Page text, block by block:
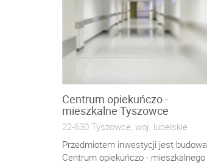
Centrum opiekuńczo -
mieszkalne Tyszowce
22-630 Tyszowce, woj. lubelskie
Przedmiotem inwestycji jest budowa
Centrum opiekuńczo - mieszkalnego